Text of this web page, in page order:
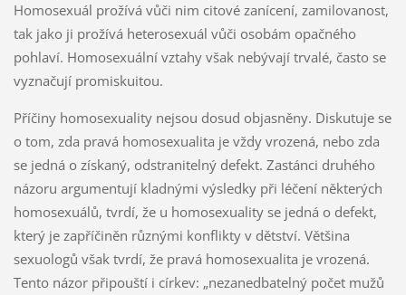
Homosexuál prožívá vůči nim citové zanícení, zamilovanost,
tak jako ji prožívá heterosexuál vůči osobám opačného
pohlaví. Homosexuální vztahy však nebývají trvalé, často se
vyznačují promiskuitou.
Příčiny homosexuality nejsou dosud objasněny. Diskutuje se
o tom, zda pravá homosexualita je vždy vrozená, nebo zda
se jedná o získaný, odstranitelný defekt. Zastánci druhého
názoru argumentují kladnými výsledky při léčení některých
homosexuálů, tvrdí, že u homosexuality se jedná o defekt,
který je zapříčiněn různými konflikty v dětství. Většina
sexuologů však tvrdí, že pravá homosexualita je vrozená.
Tento názor připouští i církev: „nezanedbatelný počet mužů